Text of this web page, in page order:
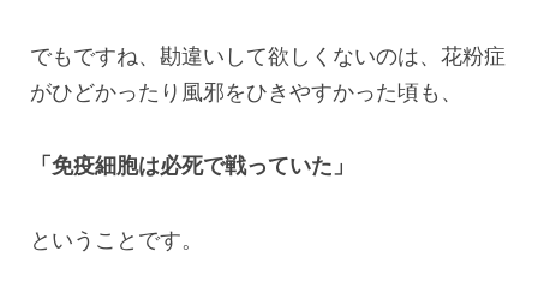
でもですね、勘違いして欲しくないのは、花粉症
がひどかったり風邪をひきやすかった頃も、
「免疫細胞は必死で戦っていた」
ということです。